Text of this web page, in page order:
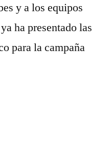
y a los equipos
ha presentado las
para la campaña